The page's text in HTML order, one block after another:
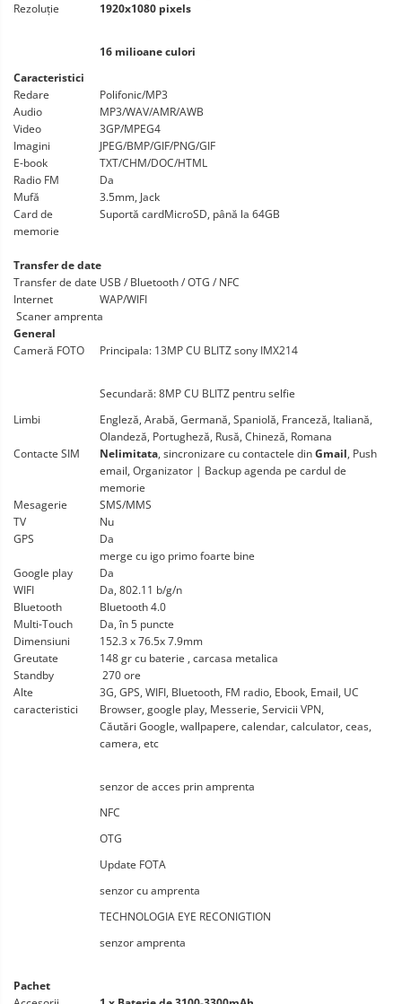
Rezoluție
1920x1080 pixels
16 milioane culori
Caracteristici
Redare
Polifonic/MP3
Audio
MP3/WAV/AMR/AWB
Video
3GP/MPEG4
Imagini
JPEG/BMP/GIF/PNG/GIF
E-book
TXT/CHM/DOC/HTML
Radio FM
Da
Mufă
3.5mm, Jack
Card de
memorie
Suportă cardMicroSD, până la 64GB
Transfer de date
Transfer de date USB / Bluetooth / OTG / NFC
Internet
WAP/WIFI
Scaner amprenta
General
Cameră FOTO
Principala: 13MP CU BLITZ sony IMX214
Secundară: 8MP CU BLITZ pentru selfie
Limbi
Engleză, Arabă, Germană, Spaniolă, Franceză, Italiană,
Olandeză, Portugheză, Rusă, Chineză, Romana
Contacte SIM
Nelimitata, sincronizare cu contactele dinGmail, Push
email, Organizator | Backup agenda pe cardul de
memorie
Mesagerie
SMS/MMS
TV
Nu
GPS
Da
merge cu igo primo foarte bine
Google play
Da
WIFI
Da, 802.11 b/g/n
Bluetooth
Bluetooth 4.0
Multi-Touch
Da, în 5 puncte
Dimensiuni
152.3 x 76.5x 7.9mm
Greutate
148 gr cu baterie , carcasa metalica
Standby
270 ore
Alte
caracteristici
3G, GPS, WIFI, Bluetooth, FM radio, Ebook, Email, UC
Browser, google play, Messerie, Servicii VPN,
Căutări Google, wallpapere, calendar, calculator, ceas,
camera, etc
senzor de acces prin amprenta
NFC
OTG
Update FOTA
senzor cu amprenta
TECHNOLOGIA EYE RECONIGTION
senzor amprenta
Pachet